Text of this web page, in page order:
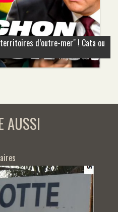
d’outre-mer" ! Cata ou
AUSSI